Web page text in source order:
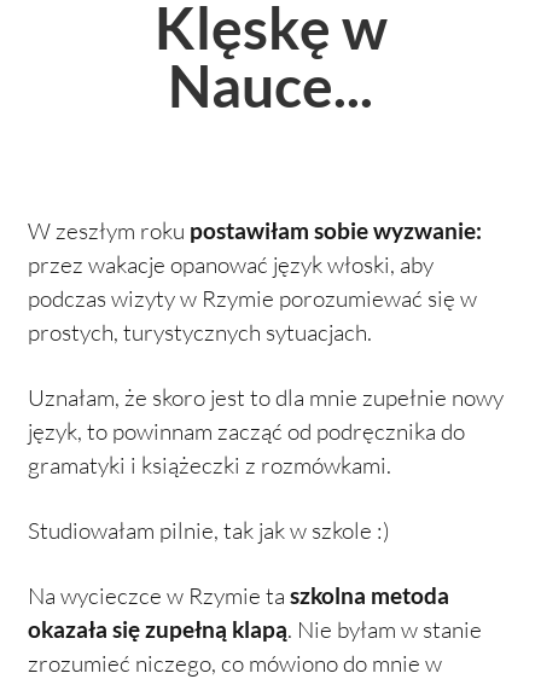
Klęskę w
Nauce...
W zeszłym roku postawiłam sobie wyzwanie:
przez wakacje opanować język włoski, aby
podczas wizyty w Rzymie porozumiewać się w
prostych, turystycznych sytuacjach.
Uznałam, że skoro jest to dla mnie zupełnie nowy
język, to powinnam zacząć od podręcznika do
gramatyki i książeczki z rozmówkami.
Studiowałam pilnie, tak jak w szkole :)
Na wycieczce w Rzymie ta szkolna metoda
okazała się zupełną klapą. Nie byłam w stanie
zrozumieć niczego, co mówiono do mnie w